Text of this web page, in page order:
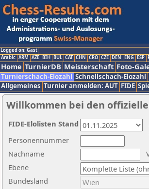
Logged on: Gast
Arabic ARM AZE BIH BUL CAT CHN CRO CZE DEN ENG ESP
Home TurnierDB Meisterschaft Foto-
Turnierschach-Elozahl Schnellschach-Elozahl
Allgemeines Turnier anmelden: AUT FIDE
Willkommen bei den
Nachname
Ebene
Personennummer
Bundesland
FIDE-Elolisten Stand